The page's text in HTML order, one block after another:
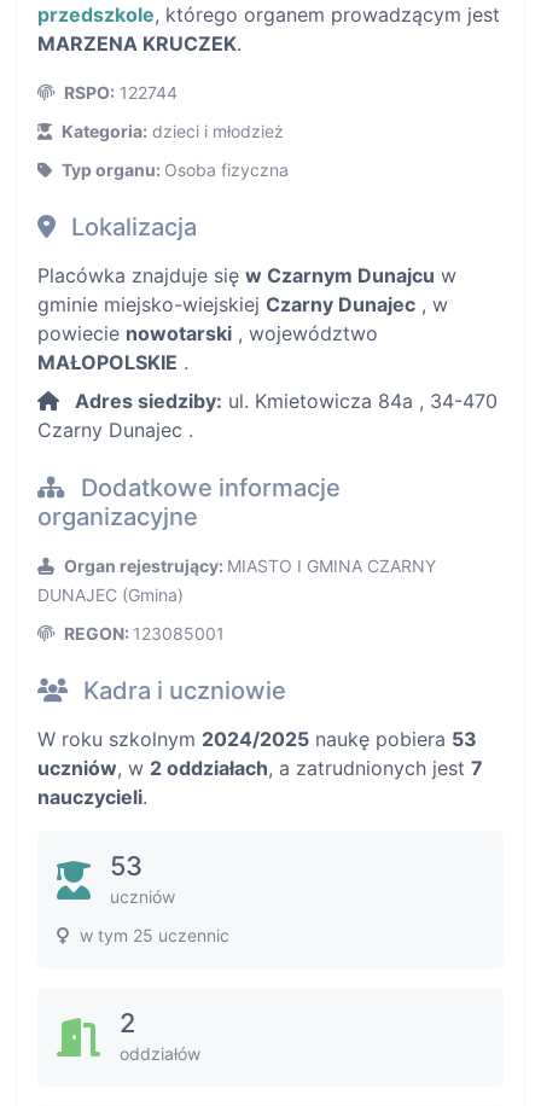
przedszkole, którego organem prowadzącym jest
MARZENA KRUCZEK.
RSPO: 122744
Kategoria: dzieci i młodzież
Typ organu: Osoba fizyczna
Lokalizacja
Placówka znajduje się w Czarnym Dunajcu w
gminie miejsko-wiejskiej Czarny Dunajec , w
powiecie nowotarski , województwo
MAŁOPOLSKIE .
Adres siedziby: ul. Kmietowicza 84a , 34-470
Czarny Dunajec .
Dodatkowe informacje
organizacyjne
Organ rejestrujący: MIASTO I GMINA CZARNY
DUNAJEC (Gmina)
REGON: 123085001
Kadra i uczniowie
W roku szkolnym 2024/2025 naukę pobiera 53
uczniów, w 2 oddziałach, a zatrudnionych jest 7
nauczycieli.
53
uczniów
w tym 25 uczennic
2
oddziałów